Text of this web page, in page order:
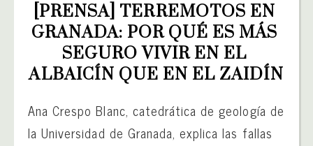
[PRENSA] TERREMOTOS EN
GRANADA: POR QUÉ ES MÁS
SEGURO VIVIR EN EL
ALBAICÍN QUE EN EL ZAIDÍN
Ana Crespo Blanc, catedrática de geología de
la Universidad de Granada, explica las fallas